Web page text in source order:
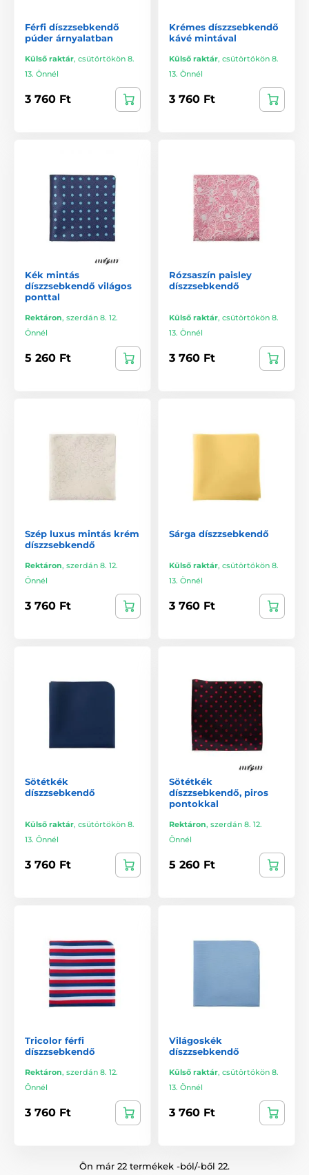
Férfi díszzsebkendő
púder árnyalatban
Külső raktár, csütörtökön 8.
13. Önnél
3 760 Ft
Krémes díszzsebkendő
kávé mintával
Külső raktár, csütörtökön 8.
13. Önnél
3 760 Ft
Kék mintás
díszzsebkendő világos
ponttal
Rektáron, szerdán 8. 12.
Önnél
5 260 Ft
Rózsaszín paisley
díszzsebkendő
Külső raktár, csütörtökön 8.
13. Önnél
3 760 Ft
Szép luxus mintás krém
díszzsebkendő
Rektáron, szerdán 8. 12.
Önnél
3 760 Ft
Sárga díszzsebkendő
Külső raktár, csütörtökön 8.
13. Önnél
3 760 Ft
Sötétkék
díszzsebkendő
Külső raktár, csütörtökön 8.
13. Önnél
3 760 Ft
Sötétkék
díszzsebkendő, piros
pontokkal
Rektáron, szerdán 8. 12.
Önnél
5 260 Ft
Tricolor férfi
díszzsebkendő
Rektáron, szerdán 8. 12.
Önnél
3 760 Ft
Világoskék
díszzsebkendő
Külső raktár, csütörtökön 8.
13. Önnél
3 760 Ft
Ön már 22 termékek -ból/-ből 22.